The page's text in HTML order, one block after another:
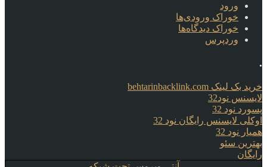
ورود
خوراک ورودی‌ها
خوراک دیدگاه‌ها
وردپرس
.
خرید بک لینک behtarinbacklink.com
لایسنس نود32
پسورد نود 32
اوکلی لایسنس رایگان نود 32
همیار نود 32
بهترین سئو
رایگان